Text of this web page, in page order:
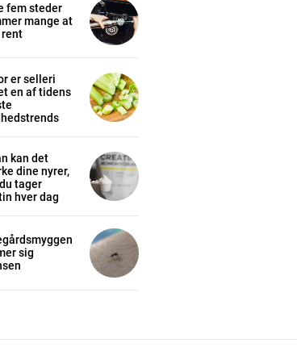
fem steder
mange at
rent
er selleri
en af tidens
kan det
dine nyrer,
tager
hver dag
sig